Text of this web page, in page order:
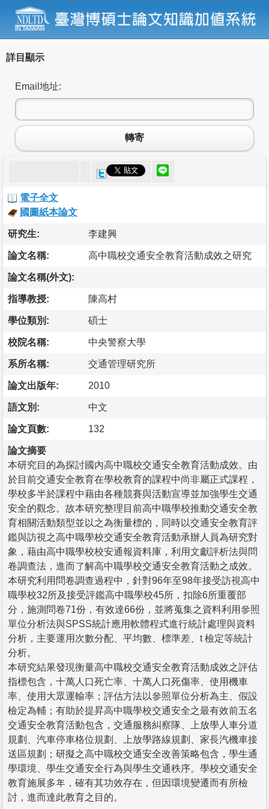
詳目顯示
Email地址:
轉寄
電子全文
國圖紙本論文
研究生: 李建興
論文名稱: 高中職校交通安全教育活動成效之研究
論文名稱(外文):
指導教授: 陳高村
學位類別: 碩士
校院名稱: 中央警察大學
系所名稱: 交通管理研究所
論文出版年: 2010
語文別: 中文
論文頁數: 132
論文摘要
本研究目的為探討國內高中職校交通安全教育活動成效。由
於目前交通安全教育在學校教育的課程中尚非屬正式課程，
學校多半於課程中藉由各種競賽與活動宣導並加強學生交通
安全的觀念。故本研究整理目前高中職學校推動交通安全教
育相關活動類型並以之為衡量標的，同時以交通安全教育評
鑑與訪視之高中職學校交通安全教育活動承辦人員為研究對
象，藉由高中職學校校安通報資料庫，利用文獻評析法與問
卷調查法，進而了解高中職學校交通安全教育活動之成效。
本研究利用問卷調查過程中，針對96年至98年接受訪視高中
職學校32所及接受評鑑高中職學校45所，扣除6所重覆部
分，施測問卷71份，有效達66份，並將蒐集之資料利用參照
單位分析法與SPSS統計應用軟體程式進行統計處理與資料
分析，主要運用次數分配、平均數、標準差、t 檢定等統計
分析。
本研究結果發現衡量高中職校交通安全教育活動成效之評估
指標包含，十萬人口死亡率、十萬人口死傷率、使用機車
率、使用大眾運輸率；評估方法以參照單位分析為主、假設
檢定為輔；有助於提昇高中職學校交通安全之最有效前五名
交通安全教育活動包含，交通服務糾察隊、上放學人車分道
規劃、汽車停車格位規劃、上放學路線規劃、家長汽機車接
送區規劃；研擬之高中職校交通安全改善策略包含，學生通
學環境、學生交通安全行為與學生交通秩序。學校交通安全
教育施展多年，確有其功效存在，但因環境變遷而有所檢
討，進而達此教育之目的。